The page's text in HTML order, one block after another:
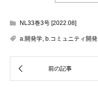
NL33巻3号 [2022.08]
a.開発学 b.コミュニティ開発